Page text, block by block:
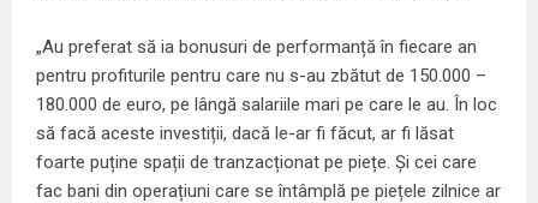
„Au preferat să ia bonusuri de performanță în fiecare an
pentru profiturile pentru care nu s-au zbătut de 150.000 –
180.000 de euro, pe lângă salariile mari pe care le au. În loc
să facă aceste investiții, dacă le-ar fi făcut, ar fi lăsat
foarte puține spații de tranzacționat pe piețe. Și cei care
fac bani din operațiuni care se întâmplă pe piețele zilnice ar